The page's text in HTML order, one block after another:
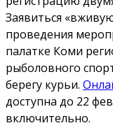
Заявиться
проведения
палатке Коми
рыболовного
берегу курьи.
доступна до 22
включительно.